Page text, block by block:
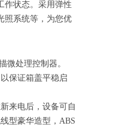
作状态。采用弹性
照系统等，为您优
微处理控制器。
保证箱盖平稳启
来电后，设备可自
型豪华造型，ABS